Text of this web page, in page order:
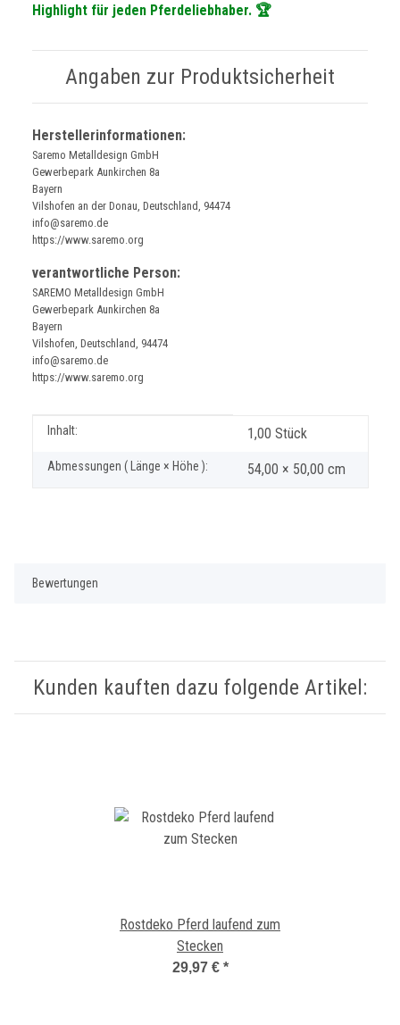
Highlight für jeden Pferdeliebhaber. 🏆
Angaben zur Produktsicherheit
Herstellerinformationen:
Saremo Metalldesign GmbH
Gewerbepark Aunkirchen 8a
Bayern
Vilshofen an der Donau, Deutschland, 94474
info@saremo.de
https://www.saremo.org
verantwortliche Person:
SAREMO Metalldesign GmbH
Gewerbepark Aunkirchen 8a
Bayern
Vilshofen, Deutschland, 94474
info@saremo.de
https://www.saremo.org
Produkteigenschaft
Wert
Inhalt: 1,00 Stück
Abmessungen ( Länge × Höhe ): 54,00 × 50,00 cm
Bewertungen
Kunden kauften dazu folgende Artikel:
Rostdeko Pferd laufend zum
Stecken
29,97 € *